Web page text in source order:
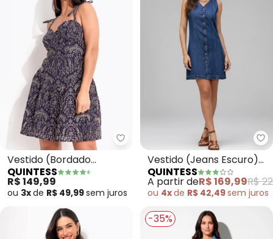
Quintess - Vestido (Bordado
Vestido (Bordado
Marinho)Em Algodão
com Poliéster
QUINTESS
R$ 149,99
ou 3xde R$ 49,99sem juros
Vestido (Jeans Escuro)
em Jeans
QUINTESS
A partir deR$ 169,99R$
ou 4xde R$ 42,49sem juros
-35%